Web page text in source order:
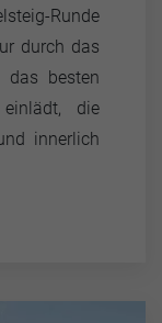
Runde
durch das
das besten
die
innerlich